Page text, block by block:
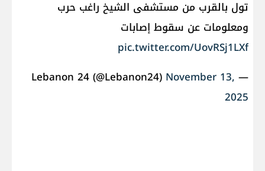
تول بالقرب من مستشفى الشيخ راغب حرب
ومعلومات عن سقوط إصابات
pic.twitter.com/UovRSj1LXf
— Lebanon 24 (@Lebanon24)
November 13,
2025